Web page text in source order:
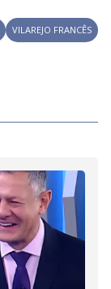
VILAREJO FRANCÊS